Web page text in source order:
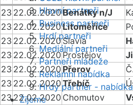
Hlavní partneři
Business partneři
Hrdí partneři
Mediální partneři
Partneři mládeže
Reklamní nabídka
Hrdý partner - nabídka
Žijeme
23 22.02.2020Benátky n/J
23 22.02.2020Litoměřice
23 22.02.2020Slavia
23 22.02.2020Prostějov
23 22.02.2020 Přerov
23 22.02.2020Třebíč
2322.02.2020 Chomutov